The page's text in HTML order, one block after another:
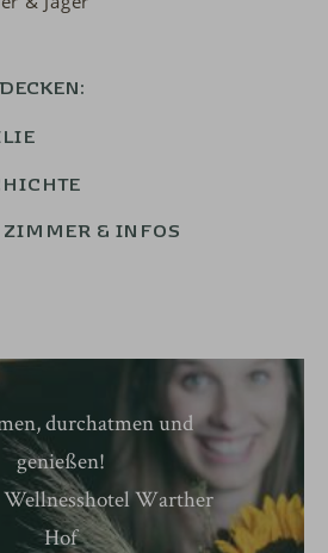
ZIMMER & INFOS
durchatmen und
genießen!
Warther
Hof